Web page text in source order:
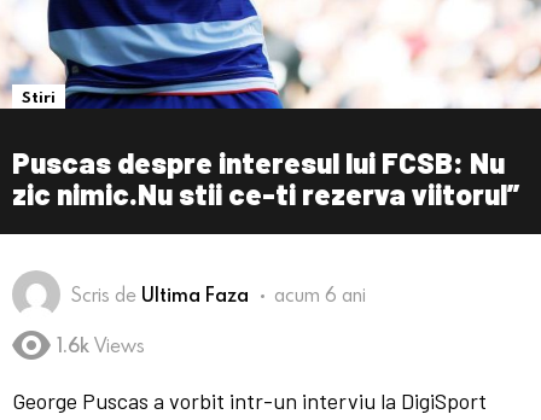
Stiri
Puscas despre interesul lui FCSB: Nu
zic nimic.Nu stii ce-ti rezerva viitorul”
Scris de Ultima Faza acum 6 ani
1.6k Views
George Puscas a vorbit intr-un interviu la DigiSport